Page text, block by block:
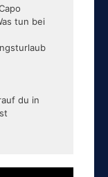
tun bei
du in